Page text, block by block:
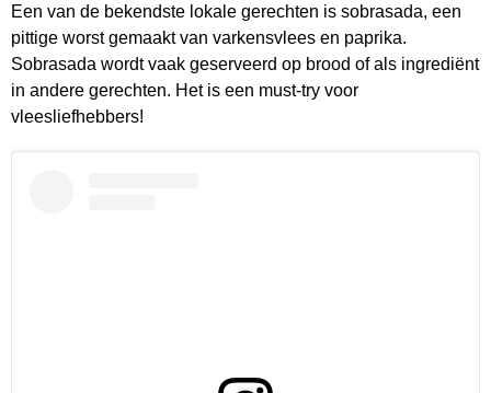
Een van de bekendste lokale gerechten is sobrasada, een
pittige worst gemaakt van varkensvlees en paprika.
Sobrasada wordt vaak geserveerd op brood of als ingrediënt
in andere gerechten. Het is een must-try voor
vleesliefhebbers!